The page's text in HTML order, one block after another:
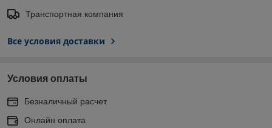
Транспортная компания
Все условия доставки
Условия оплаты
Безналичный расчет
Онлайн оплата